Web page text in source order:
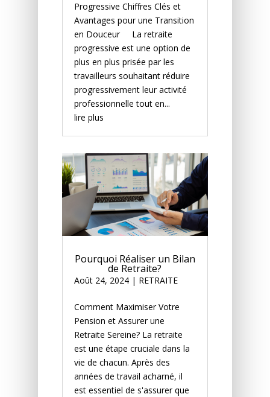
Progressive Chiffres Clés et
Avantages pour une Transition
en Douceur La retraite
progressive est une option de
plus en plus prisée par les
travailleurs souhaitant réduire
progressivement leur activité
professionnelle tout en...
lire plus
Pourquoi Réaliser un Bilan
de Retraite?
Août 24, 2024| RETRAITE
Comment Maximiser Votre
Pension et Assurer une
Retraite Sereine? La retraite
est une étape cruciale dans la
vie de chacun. Après des
années de travail acharné, il
est essentiel de s'assurer que